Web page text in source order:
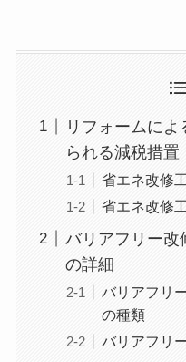
リフォームに
られる減税措置
省エネ改修
省エネ改修
バリアフリー改
の詳細
バリアフリ
の種類
バリアフリ